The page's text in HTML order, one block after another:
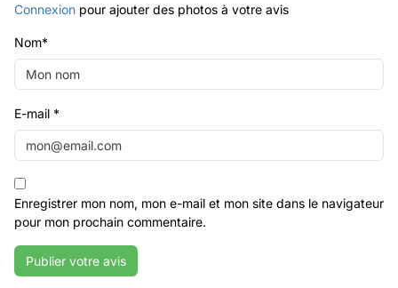
Connexion pour ajouter des photos à votre avis
Nom*
E-mail *
Enregistrer mon nom, mon e-mail et mon site dans le navigateur
pour mon prochain commentaire.